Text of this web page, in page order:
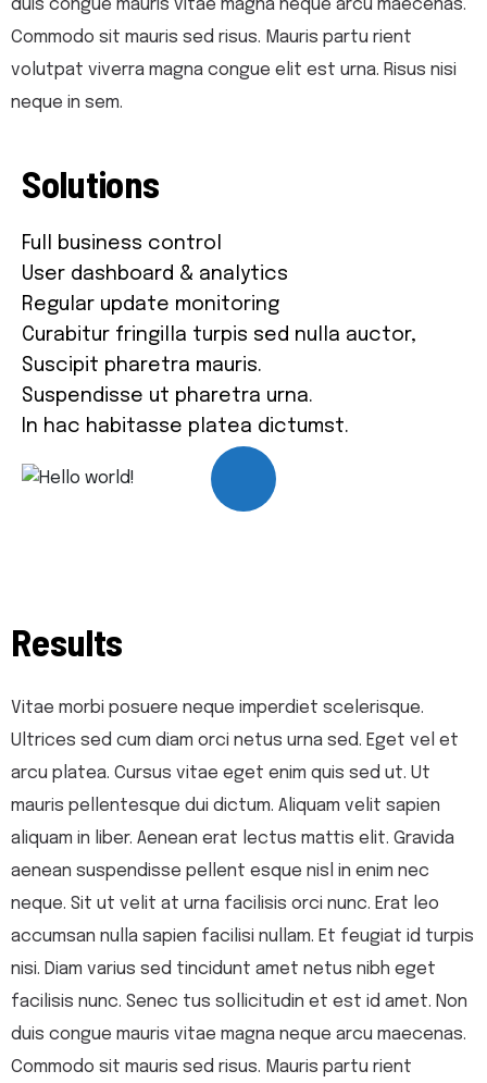
duis congue mauris vitae magna neque arcu maecenas.
Commodo sit mauris sed risus. Mauris partu rient
volutpat viverra magna congue elit est urna. Risus nisi
neque in sem.
Solutions
Full business control
User dashboard & analytics
Regular update monitoring
Curabitur fringilla turpis sed nulla auctor,
Suscipit pharetra mauris.
Suspendisse ut pharetra urna.
In hac habitasse platea dictumst.
Results
Vitae morbi posuere neque imperdiet scelerisque.
Ultrices sed cum diam orci netus urna sed. Eget vel et
arcu platea. Cursus vitae eget enim quis sed ut. Ut
mauris pellentesque dui dictum. Aliquam velit sapien
aliquam in liber. Aenean erat lectus mattis elit. Gravida
aenean suspendisse pellent esque nisl in enim nec
neque. Sit ut velit at urna facilisis orci nunc. Erat leo
accumsan nulla sapien facilisi nullam. Et feugiat id turpis
nisi. Diam varius sed tincidunt amet netus nibh eget
facilisis nunc. Senec tus sollicitudin et est id amet. Non
duis congue mauris vitae magna neque arcu maecenas.
Commodo sit mauris sed risus. Mauris partu rient